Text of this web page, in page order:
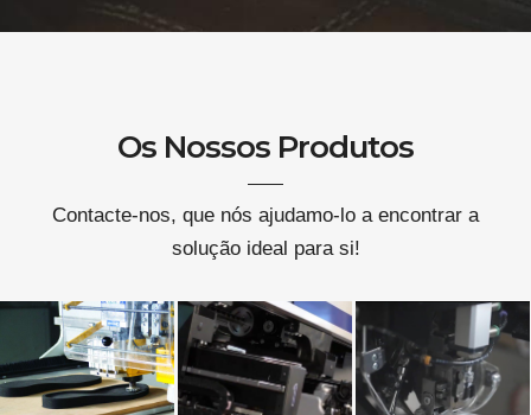
Os Nossos Produtos
Contacte-nos, que nós ajudamo-lo a encontrar a
solução ideal para si!